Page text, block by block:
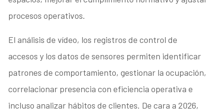
procesos operativos.
El análisis de vídeo, los registros de control de
accesos y los datos de sensores permiten identificar
patrones de comportamiento, gestionar la ocupación,
correlacionar presencia con eficiencia operativa e
incluso analizar hábitos de clientes. De cara a 2026,